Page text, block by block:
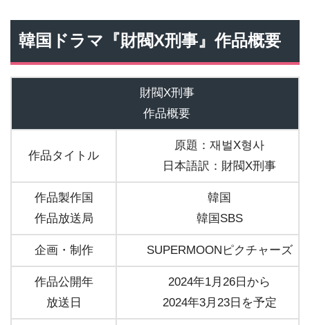
韓国ドラマ『財閥X刑事』作品概要
財閥X刑事
作品概要
作品タイトル
原題：재벌X형사
日本語訳：財閥X刑事
作品製作国
作品放送局
韓国
韓国SBS
企画・制作 SUPERMOONピクチャーズ
作品公開年
放送日
2024年1月26日から
2024年3月23日を予定